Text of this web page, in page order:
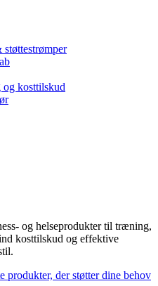
og kosttilskud
og helseprodukter til træning,
kosttilskud og effektive
produkter, der støtter dine behov